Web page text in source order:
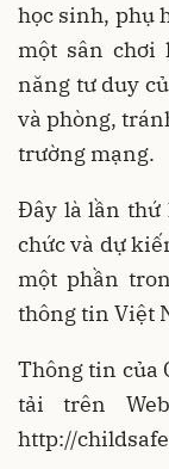
học sinh, phụ
một sân chơi
năng tư duy
và phòng,
trường mạng.
Đây là lần thứ
chức và dự
một phần
thông tin Việt
Thông tin của
tải trên
http://